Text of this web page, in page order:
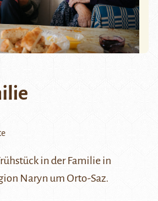
in der Familie in
Naryn um Orto-Saz.